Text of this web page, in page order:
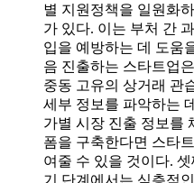
별 지원정책을 일원화
가 있다. 이는 부처 간
입을 예방하는 데 도움
음 진출하는 스타트업
중동 고유의 상거래 관
세부 정보를 파악하는
가별 시장 진출 정보를
폼을 구축한다면 스타
여줄 수 있을 것이다.
기 단계에서는 심층적